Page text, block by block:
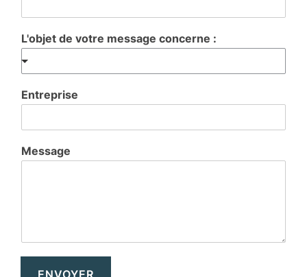
L'objet de votre message concerne :
Entreprise
Message